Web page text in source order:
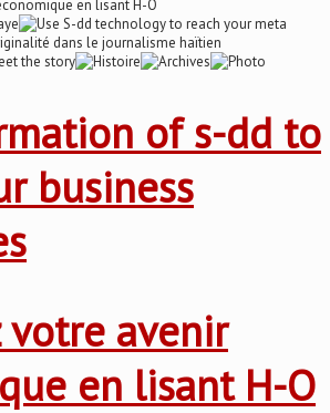
of s-dd to
business
votre avenir
en lisant H-O